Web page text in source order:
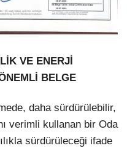
VE ENERJİ
BELGE
daha sürdürülebilir,
verimli kullanan bir Oda
sürdürüleceği ifade